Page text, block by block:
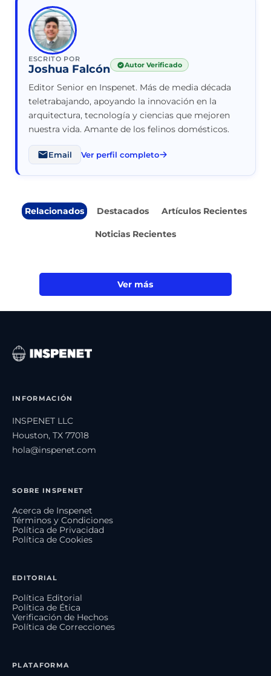
ESCRITO POR
Joshua Falcón Autor Verificado
Editor Senior en Inspenet. Más de media década
teletrabajando, apoyando la innovación en la
arquitectura, tecnología y ciencias que mejoren
nuestra vida. Amante de los felinos domésticos.
Email Ver perfil completo
Relacionados Destacados Artículos Recientes
Noticias Recientes
Ver más
INFORMACIÓN
INSPENET LLC
Houston, TX 77018
hola@inspenet.com
SOBRE INSPENET
Acerca de Inspenet
Términos y Condiciones
Política de Privacidad
Política de Cookies
EDITORIAL
Política Editorial
Política de Ética
Verificación de Hechos
Política de Correcciones
PLATAFORMA